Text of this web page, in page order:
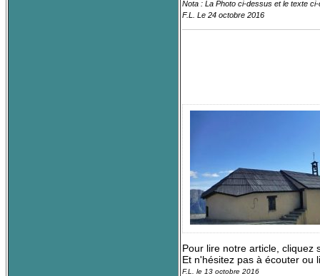
Nota : La Photo ci-dessus et le texte
F.L. Le 24 octobre 2016
Pour lire notre article, cliquez
Et n'hésitez pas à écouter ou
F.L. le 13 octobre 2016